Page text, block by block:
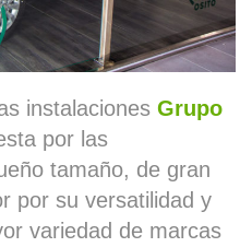
instalaciones Grupo
por las
tamaño, de gran
por su versatilidad y
variedad de marcas